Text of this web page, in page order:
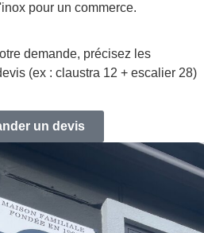
pour un commerce.
demande, précisez les
(ex : claustra 12 + escalier 28)
un devis